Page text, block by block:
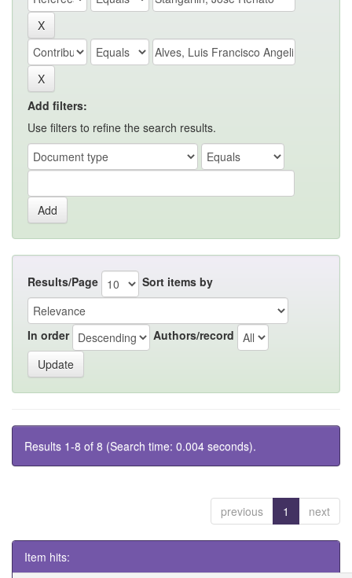
Add filters:
Use filters to refine the search results.
Results/Page Sort items by
In order Authors/record
Results 1-8 of 8 (Search time: 0.004 seconds).
previous 1 next
Item hits: